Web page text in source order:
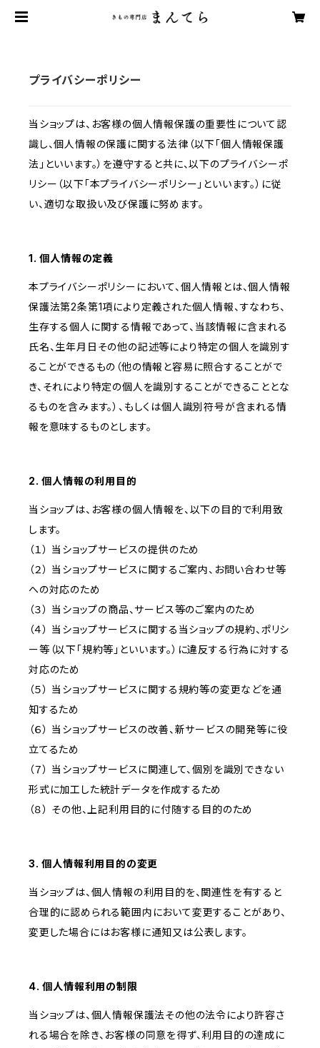
プライバシーポリシー
当ショップは、お客様の個人情報保護の重要性について認
識し、個人情報の保護に関する法律（以下「個人情報保護
法」といいます。）を遵守すると共に、以下のプライバシーポ
リシー（以下「本プライバシーポリシー」といいます。）に従
い、適切な取扱い及び保護に努めます。
1. 個人情報の定義
本プライバシーポリシーにおいて、個人情報とは、個人情報
保護法第2条第1項により定義された個人情報、すなわち、
生存する個人に関する情報であって、当該情報に含まれる
氏名、生年月日その他の記述等により特定の個人を識別す
ることができるもの（他の情報と容易に照合することがで
き、それにより特定の個人を識別することができることとな
るものを含みます。）、もしくは個人識別符号が含まれる情
報を意味するものとします。
2. 個人情報の利用目的
当ショップは、お客様の個人情報を、以下の目的で利用致
します。
（１） 当ショップサービスの提供のため
（２） 当ショップサービスに関するご案内、お問い合わせ等
への対応のため
（３） 当ショップの商品、サービス等のご案内のため
（４） 当ショップサービスに関する当ショップの規約、ポリシ
ー等（以下「規約等」といいます。）に違反する行為に対する
対応のため
（５） 当ショップサービスに関する規約等の変更などを通
知するため
（６） 当ショップサービスの改善、新サービスの開発等に役
立てるため
（７） 当ショップサービスに関連して、個別を識別できない
形式に加工した統計データを作成するため
（８） その他、上記利用目的に付随する目的のため
3. 個人情報利用目的の変更
当ショップは、個人情報の利用目的を、関連性を有すると
合理的に認められる範囲内において変更することがあり、
変更した場合にはお客様に通知又は公表します。
4. 個人情報利用の制限
当ショップは、個人情報保護法その他の法令により許容さ
れる場合を除き、お客様の同意を得ず、利用目的の達成に